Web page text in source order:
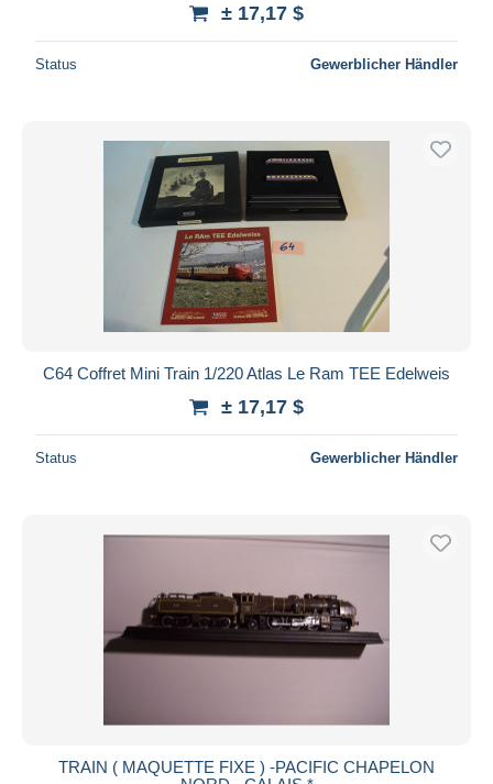
± 17,17 $
Status Gewerblicher Händler
C64 Coffret Mini Train 1/220 Atlas Le Ram TEE Edelweis
± 17,17 $
Status Gewerblicher Händler
TRAIN ( MAQUETTE FIXE ) -PACIFIC CHAPELON